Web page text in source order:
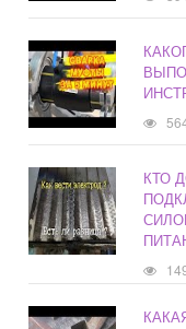
КТО